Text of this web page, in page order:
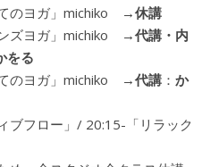
のヨガ」michiko →休講
ズヨガ」michiko
→代講・内
をる
のヨガ」michiko →代講 ：か
ブフロー」/ 20:15-「リラック